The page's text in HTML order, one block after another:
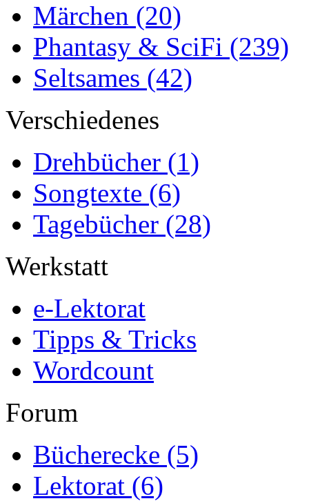
Märchen (20)
Phantasy & SciFi (239)
Seltsames (42)
Verschiedenes
Drehbücher (1)
Songtexte (6)
Tagebücher (28)
Werkstatt
e-Lektorat
Tipps & Tricks
Wordcount
Forum
Bücherecke (5)
Lektorat (6)